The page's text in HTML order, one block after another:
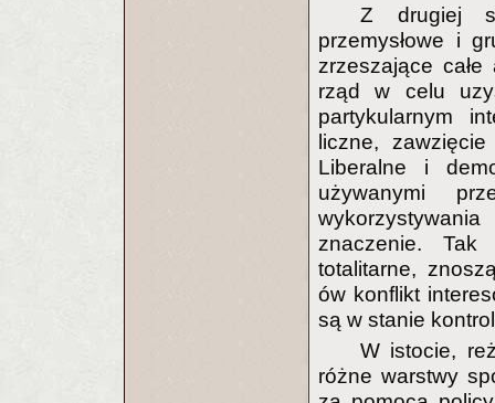
Z drugiej
przemysłowe i
zrzeszające
rząd w celu
partykularnym
liczne,
Liberalne i
używanymi
znaczenie. Tak
totalitarne,
ów konflikt
są w stanie
W istocie,
różne warstwy